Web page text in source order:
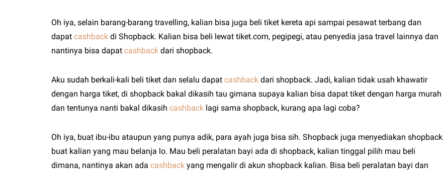
Oh iya, selain barang-barang travelling, kalian bisa juga beli tiket kereta api sampai pesawat terbang dan
dapat cashback di Shopback. Kalian bisa beli lewat tiket.com, pegipegi, atau penyedia jasa travel lainnya dan
nantinya bisa dapat cashback dari shopback.
Aku sudah berkali-kali beli tiket dan selalu dapat cashback dari shopback. Jadi, kalian tidak usah khawatir
dengan harga tiket, di shopback bakal dikasih tau gimana supaya kalian bisa dapat tiket dengan harga murah
dan tentunya nanti bakal dikasih cashback lagi sama shopback, kurang apa lagi coba?
Oh iya, buat ibu-ibu ataupun yang punya adik, para ayah juga bisa sih. Shopback juga menyediakan shopback
buat kalian yang mau belanja lo. Mau beli peralatan bayi ada di shopback, kalian tinggal pilih mau beli
dimana, nantinya akan ada cashback yang mengalir di akun shopback kalian. Bisa beli peralatan bayi dan